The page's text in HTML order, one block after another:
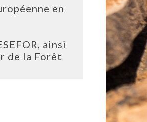
en
ainsi
de la Forêt